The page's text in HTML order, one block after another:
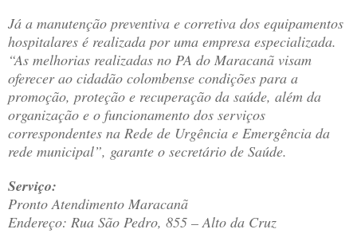
Já a manutenção preventiva e corretiva dos equipamentos
hospitalares é realizada por uma empresa especializada.
“As melhorias realizadas no PA do Maracanã visam
oferecer ao cidadão colombense condições para a
promoção, proteção e recuperação da saúde, além da
organização e o funcionamento dos serviços
correspondentes na Rede de Urgência e Emergência da
rede municipal”, garante o secretário de Saúde.
Serviço:
Pronto Atendimento Maracanã
Endereço: Rua São Pedro, 855 – Alto da Cruz